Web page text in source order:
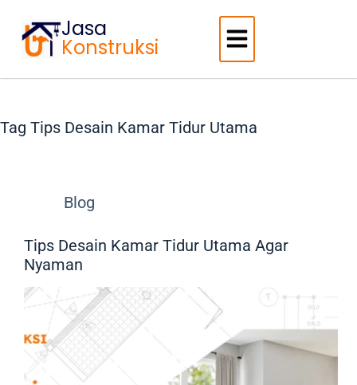
Jasa
Konstruksi
Tag Tips Desain Kamar Tidur Utama
Blog
Tips Desain Kamar Tidur Utama Agar
Nyaman